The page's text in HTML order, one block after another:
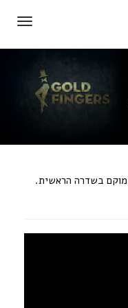
בשדרה הראשית.